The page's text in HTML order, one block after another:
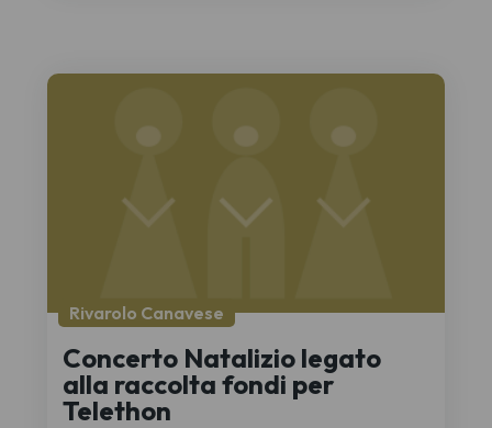
Rivarolo Canavese
Concerto Natalizio legato
alla raccolta fondi per
Telethon